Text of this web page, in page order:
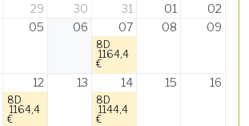
29 30 31 01
02
05 06 07
8D
1164,4
€
08 09
12
8D
1164,4
€
13 14
8D
1144,4
€
15 16